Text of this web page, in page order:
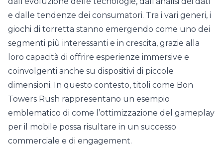
e dalle tendenze dei consumatori. Tra i vari generi, i
giochi di torretta stanno emergendo come uno dei
segmenti più interessanti e in crescita, grazie alla
loro capacità di offrire esperienze immersive e
coinvolgenti anche su dispositivi di piccole
dimensioni. In questo contesto, titoli come Bon
Towers Rush rappresentano un esempio
emblematico di come l’ottimizzazione del gameplay
per il mobile possa risultare in un successo
commerciale e di engagement.